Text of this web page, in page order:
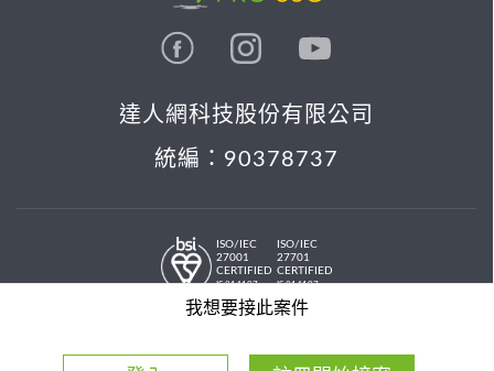
我想要接此案件
達人網科技股份有限公司
統編：90378737
ISO/IEC
27001
CERTIFIED
IS 814197
ISO/IEC
27701
CERTIFIED
IS 814197
© 2026 PRO36O. All rights reserved.